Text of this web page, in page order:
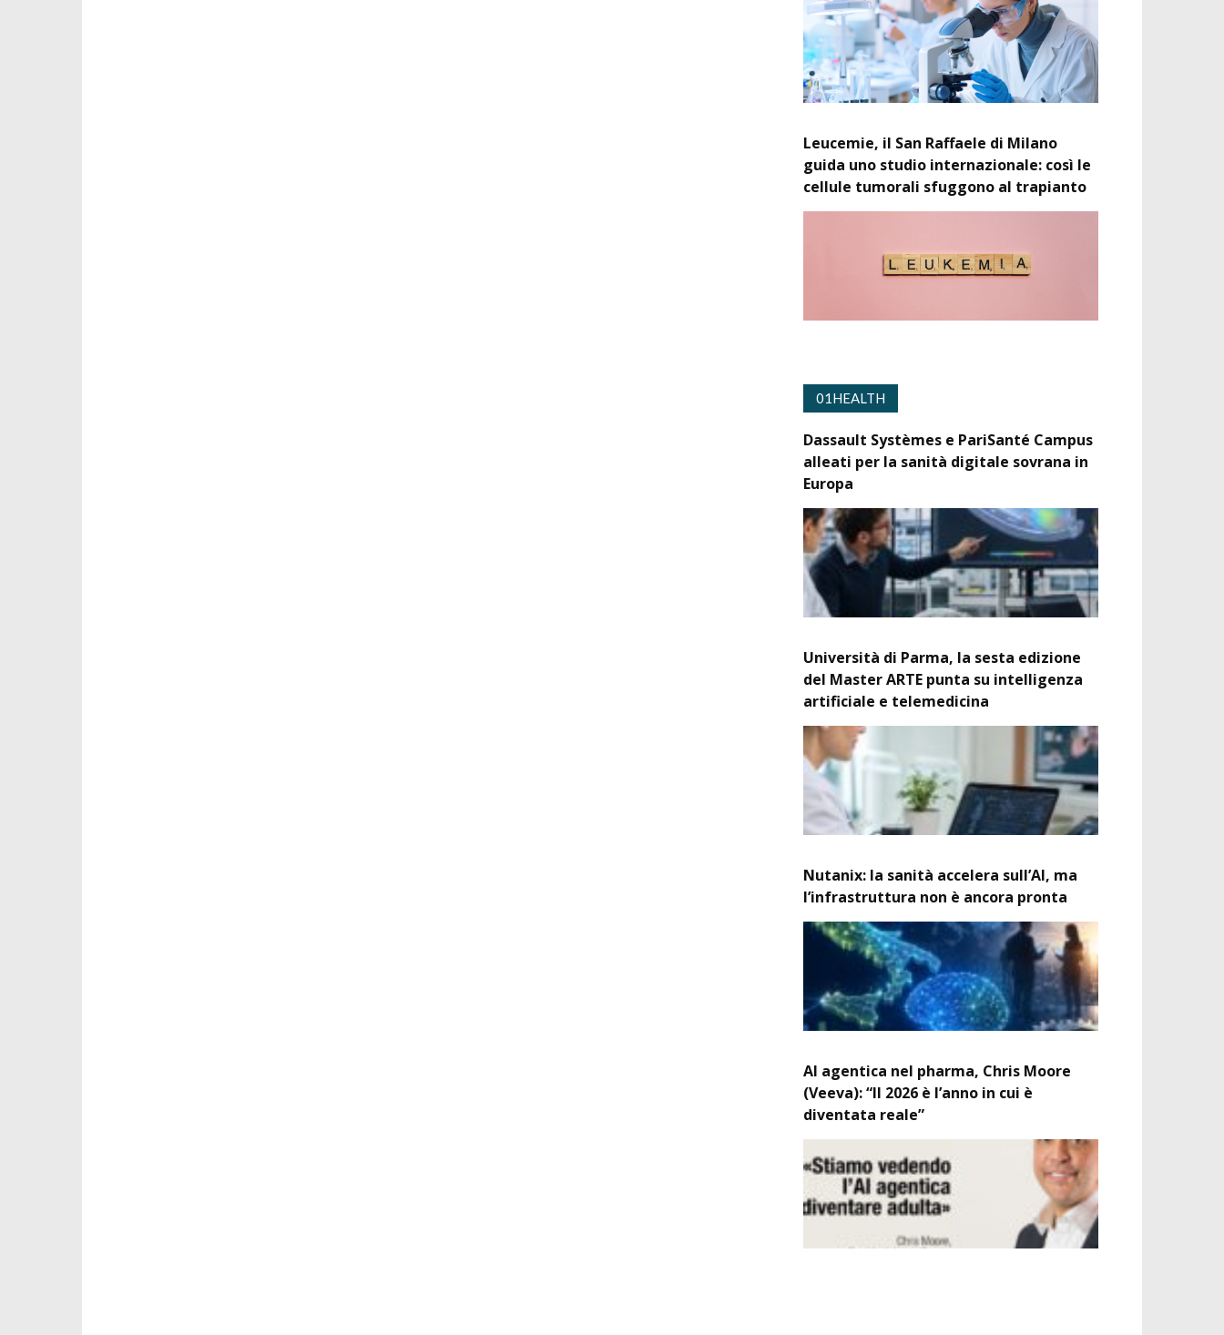
Leucemie, il San Raffaele di Milano
guida uno studio internazionale: così le
cellule tumorali sfuggono al trapianto
01HEALTH
Dassault Systèmes e PariSanté Campus
alleati per la sanità digitale sovrana in
Europa
Università di Parma, la sesta edizione
del Master ARTE punta su intelligenza
artificiale e telemedicina
Nutanix: la sanità accelera sull’AI, ma
l’infrastruttura non è ancora pronta
AI agentica nel pharma, Chris Moore
(Veeva): “Il 2026 è l’anno in cui è
diventata reale”